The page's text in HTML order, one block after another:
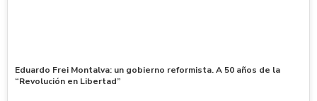
Eduardo Frei Montalva: un gobierno reformista. A 50 años de la
“Revolución en Libertad”